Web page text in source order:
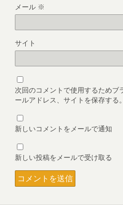
メール ※
サイト
次回のコメントで使用するためブ
ールアドレス、サイトを保存する。
新しいコメントをメールで通知
新しい投稿をメールで受け取る